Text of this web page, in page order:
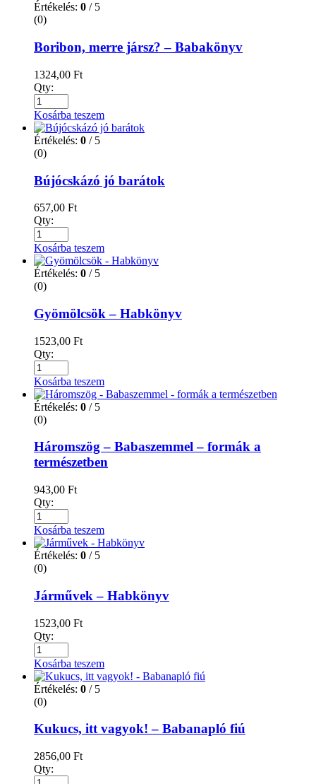
Értékelés: 0 / 5
(0)
Boribon, merre jársz? – Babakönyv
1324,00 Ft
Qty:
Kosárba teszem
Értékelés: 0 / 5
(0)
Bújócskázó jó barátok
657,00 Ft
Qty:
Kosárba teszem
Értékelés: 0 / 5
(0)
Gyömölcsök – Habkönyv
1523,00 Ft
Qty:
Kosárba teszem
Értékelés: 0 / 5
(0)
Háromszög – Babaszemmel – formák a
természetben
943,00 Ft
Qty:
Kosárba teszem
Értékelés: 0 / 5
(0)
Járművek – Habkönyv
1523,00 Ft
Qty:
Kosárba teszem
Értékelés: 0 / 5
(0)
Kukucs, itt vagyok! – Babanapló fiú
2856,00 Ft
Qty: